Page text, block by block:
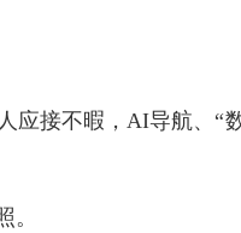
接不暇，AI导航、“